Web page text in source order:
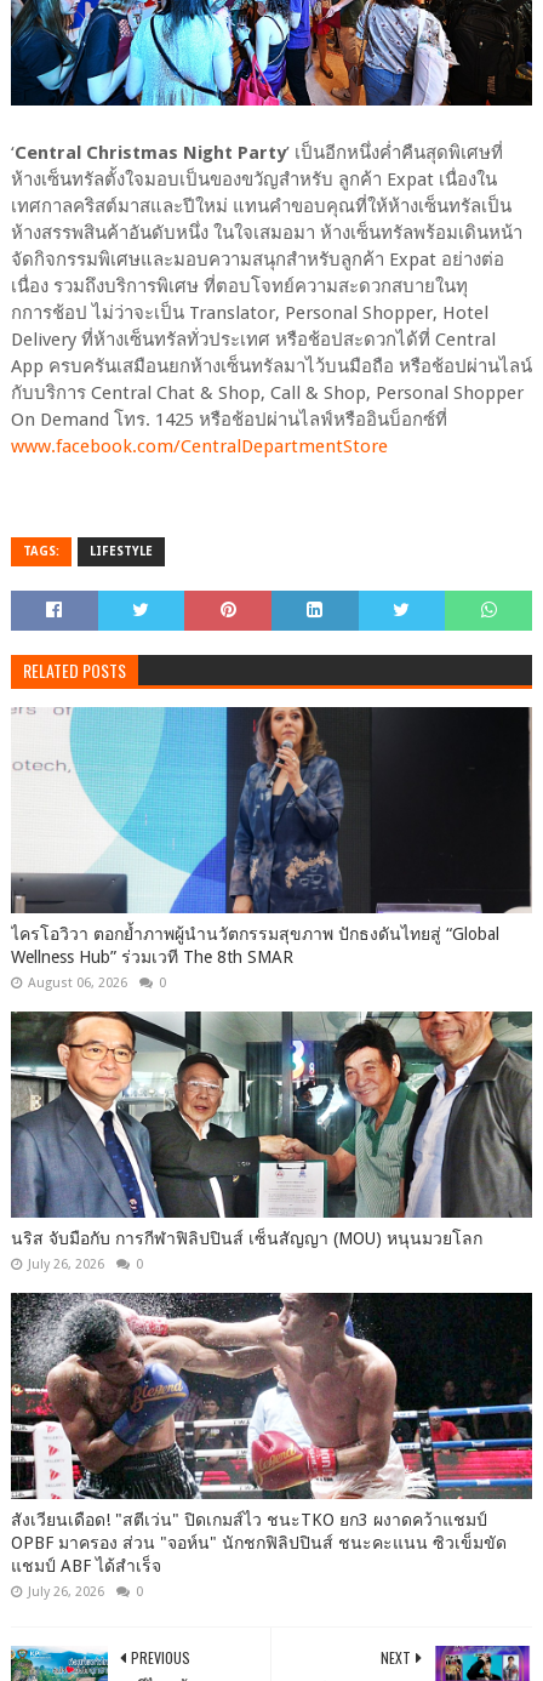
‘Central Christmas Night Party’ เป็นอีกหนึ่งค่ำคืนสุดพิเศษที่
ห้างเซ็นทรัลตั้งใจมอบเป็นของขวัญสำหรับ ลูกค้า Expat เนื่องใน
เทศกาลคริสต์มาสและปีใหม่ แทนคำขอบคุณที่ให้ห้างเซ็นทรัลเป็น
ห้างสรรพสินค้าอันดับหนึ่ง ในใจเสมอมา ห้างเซ็นทรัลพร้อมเดินหน้า
จัดกิจกรรมพิเศษและมอบความสนุกสำหรับลูกค้า Expat อย่างต่อ
เนื่อง รวมถึงบริการพิเศษ ที่ตอบโจทย์ความสะดวกสบายในทุ
กการช้อป ไม่ว่าจะเป็น Translator, Personal Shopper, Hotel
Delivery ที่ห้างเซ็นทรัลทั่วประเทศ หรือช้อปสะดวกได้ที่ Central
App ครบครันเสมือนยกห้างเซ็นทรัลมาไว้บนมือถือ หรือช้อปผ่านไลน์
กับบริการ Central Chat & Shop, Call & Shop, Personal Shopper
On Demand โทร. 1425 หรือช้อปผ่านไลฟ์หรืออินบ็อกซ์ที่
www.facebook.com/CentralDepartmentStore
TAGS: LIFESTYLE
RELATED POSTS
ไครโอวิวา ตอกย้ำภาพผู้นำนวัตกรรมสุขภาพ ปักธงดันไทยสู่ “Global
Wellness Hub” ร่วมเวที The 8th SMAR
August 06, 2026 0
นริส จับมือกับ การกีฬาฟิลิปปินส์ เซ็นสัญญา (MOU) หนุนมวยโลก
July 26, 2026 0
สังเวียนเดือด! "สตีเว่น" ปิดเกมส์ไว ชนะTKO ยก3 ผงาดคว้าแชมป์
OPBF มาครอง ส่วน "จอห์น" นักชกฟิลิปปินส์ ชนะคะแนน ซิวเข็มขัด
แชมป์ ABF ได้สำเร็จ
July 26, 2026 0
NEXT
PREVIOUS